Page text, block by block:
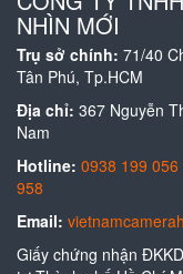
NHÌN MỚI
Trụ sở chính: 71/40
Tân Phú, Tp.HCM
Địa chỉ: 367 Nguyễn
Nam
Hotline: 0938 199 056
958
Email:
Giấy chứng nhận